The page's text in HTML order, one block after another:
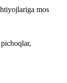
mos